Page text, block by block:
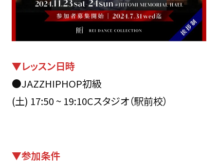
▼レッスン日時
●JAZZHIPHOP初級
(土) 17:50 ~ 19:10Cスタジオ（駅前校）
▼参加条件